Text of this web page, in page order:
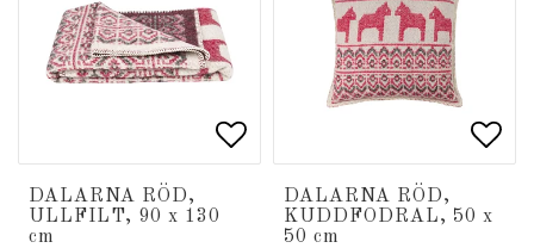
Lägg till i
Lägg till i
DALARNA RÖD,
ULLFILT, 90 x 130
cm
DALARNA RÖD,
KUDDFODRAL, 50 x
50 cm